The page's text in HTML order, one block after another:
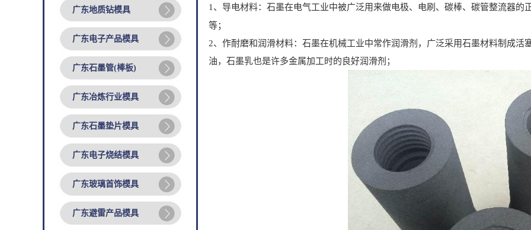
广东地质钻模具
广东电子产品模具
广东石墨管(棒板)
广东冶炼行业模具
广东石墨垫片模具
广东电子烧结模具
广东玻璃首饰模具
广东避雷产品模具
1、导电材料：石墨在电气工业中被广泛用来做电极、电刷、碳棒、碳管整流器的
等；
2、作耐磨和润滑材料：石墨在机械工业中常作润滑剂，广泛采用石墨材料制成
油，石墨乳也是许多金属加工时的良好润滑剂；